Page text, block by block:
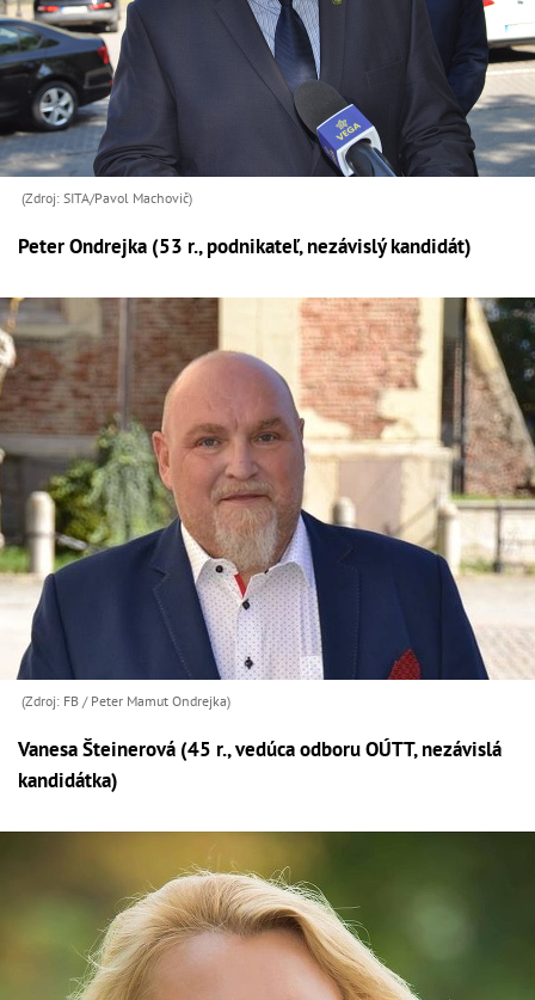
(Zdroj: SITA/Pavol Machovič)
Peter Ondrejka (53 r., podnikateľ, nezávislý kandidát)
(Zdroj: FB / Peter Mamut Ondrejka)
Vanesa Šteinerová (45 r., vedúca odboru OÚTT, nezávislá
kandidátka)